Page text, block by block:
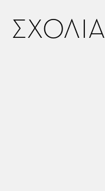
ΣΧΟΛΙΑ